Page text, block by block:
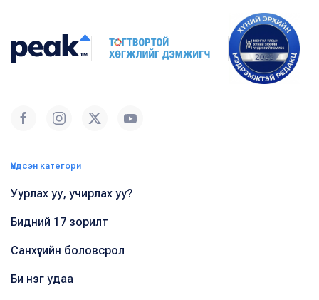
Үндсэн категори
Уурлах уу, учирлах уу?
Бидний 17 зорилт
Санхүүгийн боловсрол
Би нэг удаа